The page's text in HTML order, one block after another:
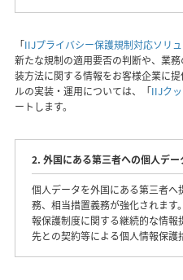
「IIJプライバシー保護規制対応ソリ
新たな規制の適用要否の判断や、業
装方法に関する情報をお客様企業に
ルの実装・運用については、「IIJク
ートします。
2. 外国にある第三者への個人デ
個人データを外国にある第三者
務、相当措置義務が強化されま
報保護制度に関する継続的な情
先との契約等による個人情報保護